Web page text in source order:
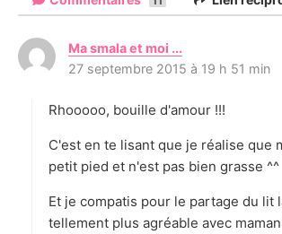
Ma smala et moi ...
i
:
27 septembre 2015 à 19 h 51 min
Rhooooo, bouille d'amour !!!
C'est en te lisant que je réalise que
petit pied et n'est pas bien grasse ^^
Et je compatis pour le partage du lit
tellement plus agréable avec